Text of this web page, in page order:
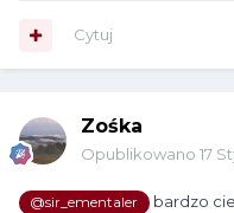
Cytuj
Zośka
Opublikowano 17
@sir_ementaler
bardzo